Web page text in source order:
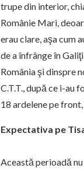
trupe din interior,
Românie Mari,
erau clare, aşa cum
de a înfrânge în
România şi dinspre
C.T.T., după ce i-au
18 ardelene pe
Expectativa pe
Această perioadă